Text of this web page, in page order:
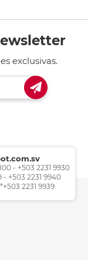
exclusivas.
- +503 2231 9930
- +503 2231 9940
2231 9939